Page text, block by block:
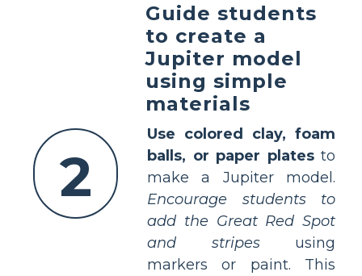
2
Guide students
to create a
Jupiter model
using simple
materials
Use colored clay, foam
balls, or paper platesto
make a Jupiter model.
Encourage students to
add the Great Red Spot
and stripesusing
markers or paint. This